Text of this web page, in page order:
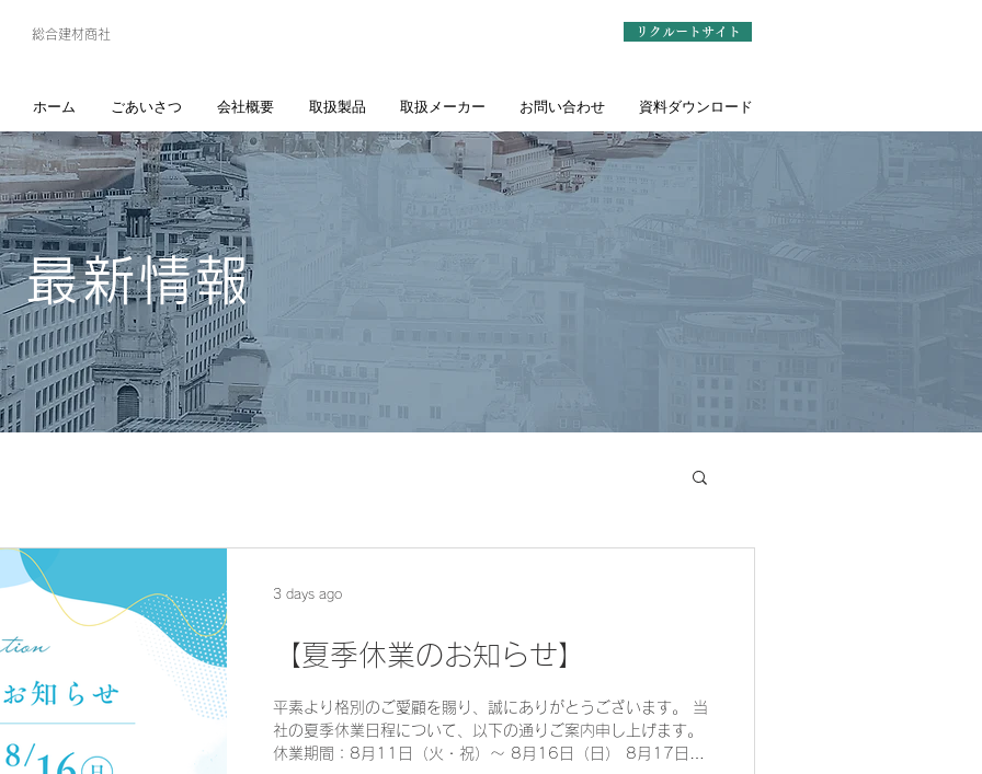
総合建材商社 リクルートサイト
ホーム ごあいさつ 会社概要 取扱製品 取扱メーカー お問い合わせ 資料ダウンロード
最新情報
【夏季休業のお知らせ】
平素より格別のご愛顧を賜り、誠にありがとうございます。 当
社の夏季休業日程について、以下の通りご案内申し上げます。
休業期間：8月11日（火・祝）～ 8月16日（日） 8月17日
3 days ago